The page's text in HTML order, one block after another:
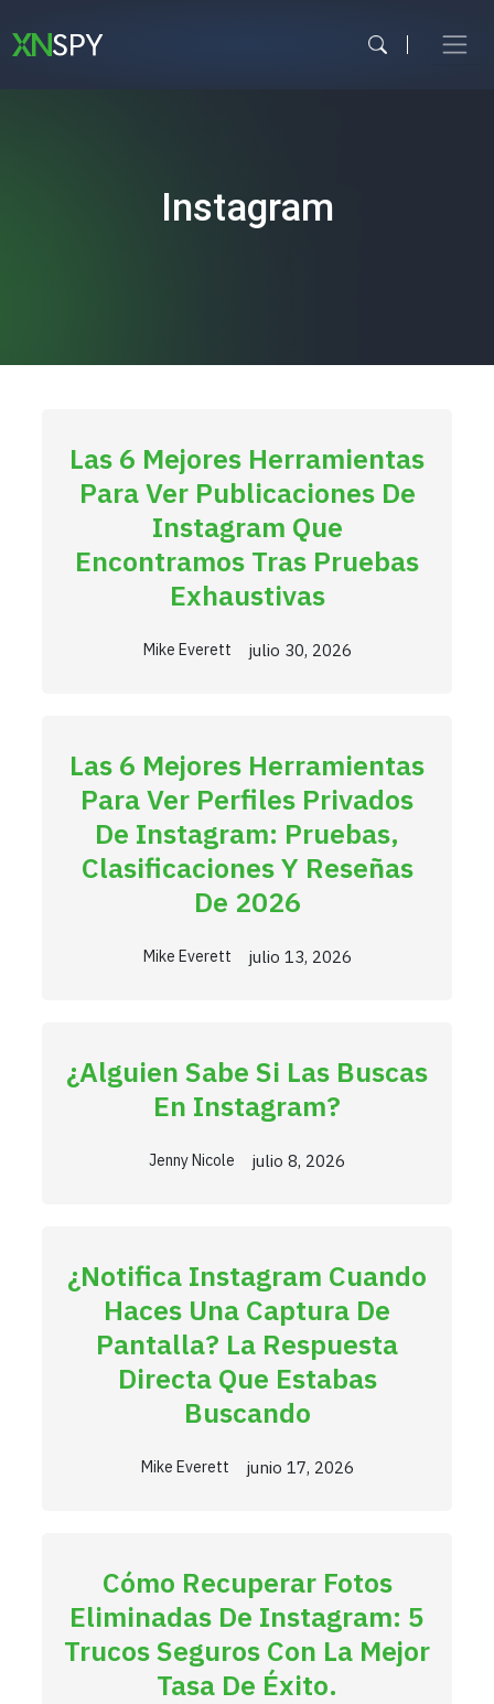
contenido
Instagram
Las 6 Mejores Herramientas
Para Ver Publicaciones De
Instagram Que
Encontramos Tras Pruebas
Exhaustivas
Mike Everett julio 30, 2026
Las 6 Mejores Herramientas
Para Ver Perfiles Privados
De Instagram: Pruebas,
Clasificaciones Y Reseñas
De 2026
Mike Everett julio 13, 2026
¿Alguien Sabe Si Las Buscas
En Instagram?
Jenny Nicole julio 8, 2026
¿Notifica Instagram Cuando
Haces Una Captura De
Pantalla? La Respuesta
Directa Que Estabas
Buscando
Mike Everett junio 17, 2026
Cómo Recuperar Fotos
Eliminadas De Instagram: 5
Trucos Seguros Con La Mejor
Tasa De Éxito.